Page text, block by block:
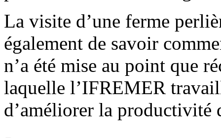
La visite d’une ferme
également de savoir
n’a été mise au point que
laquelle l’IFREMER
d’améliorer la productivité